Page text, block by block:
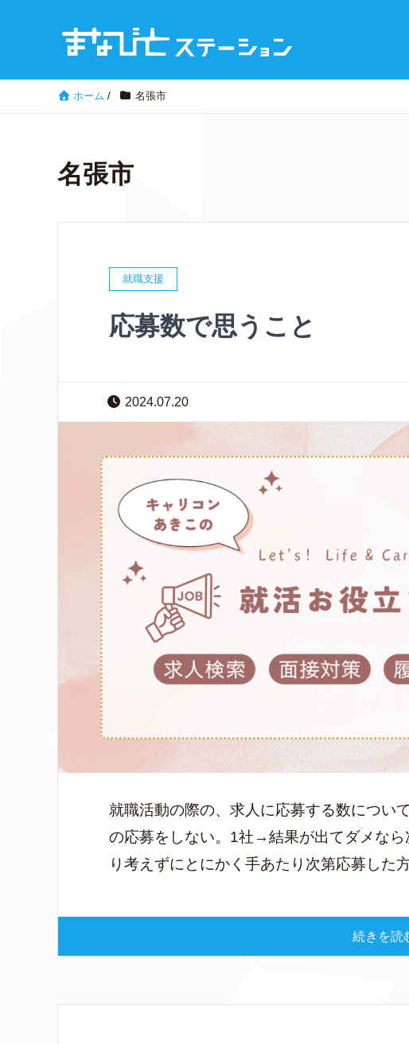
ホーム / 名張市
名張市
就職支援
応募数で思うこと
2024.07.20
就職活動の際の、求人に応募する数につい
の応募をしない。1社→結果が出てダメな
り考えずにとにかく手あたり次第応募した
続きを